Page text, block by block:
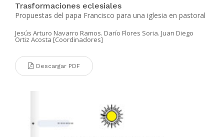
Trasformaciones eclesiales
Propuestas del papa Francisco para una iglesia en pastoral
Jesús Arturo Navarro Ramos. Darío Flores Soria. Juan Diego
Ortiz Acosta [Coordinadores]
Descargar PDF